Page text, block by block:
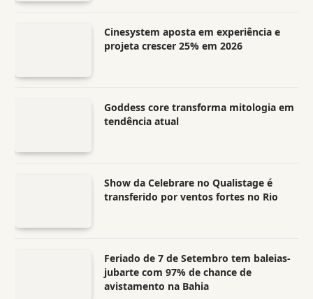
Cinesystem aposta em experiência e
projeta crescer 25% em 2026
Goddess core transforma mitologia em
tendência atual
Show da Celebrare no Qualistage é
transferido por ventos fortes no Rio
Feriado de 7 de Setembro tem baleias-
jubarte com 97% de chance de
avistamento na Bahia